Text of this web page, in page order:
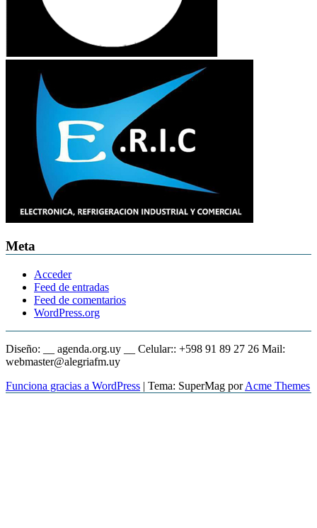
Meta
Acceder
Feed de entradas
Feed de comentarios
WordPress.org
Diseño: __ agenda.org.uy __ Celular:: +598 91 89 27 26 Mail:
webmaster@alegriafm.uy
Funciona gracias a WordPress | Tema: SuperMag porAcme Themes